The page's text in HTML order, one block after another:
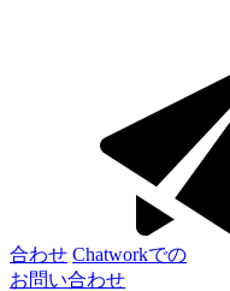
合わせ Chatworkでの
お問い合わせ